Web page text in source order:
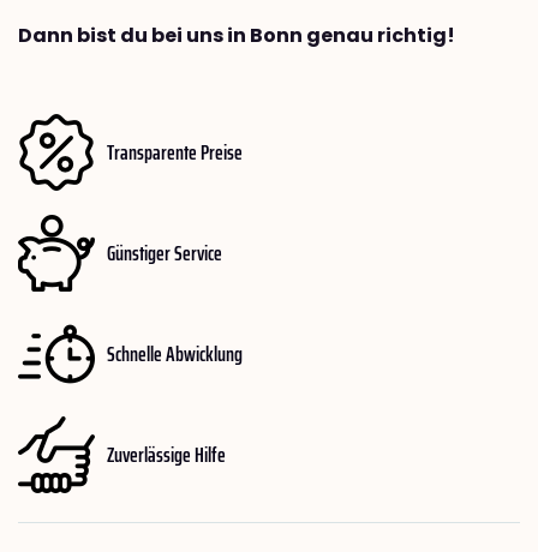
Dann bist du bei uns in Bonn genau richtig!
Transparente Preise
Günstiger Service
Schnelle Abwicklung
Zuverlässige Hilfe